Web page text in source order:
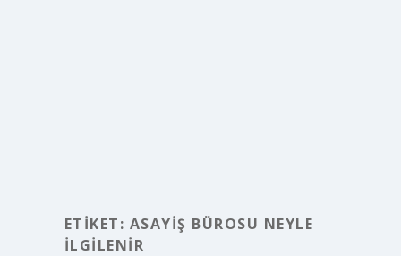
ETIKET: ASAYIŞ BÜROSU NEYLE
ILGILENIR